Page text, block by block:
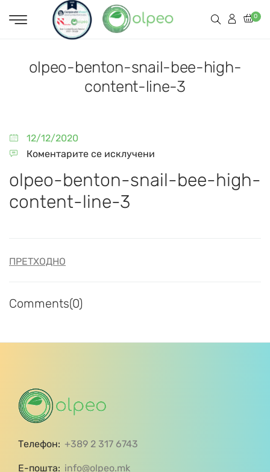
0
olpeo-benton-snail-bee-high-
content-line-3
12/12/2020
Коментарите се исклучени
olpeo-benton-snail-bee-high-
content-line-3
ПРЕТХОДНО
Comments(0)
Телефон: +389 2 317 6743
Е-пошта: info@olpeo.mk